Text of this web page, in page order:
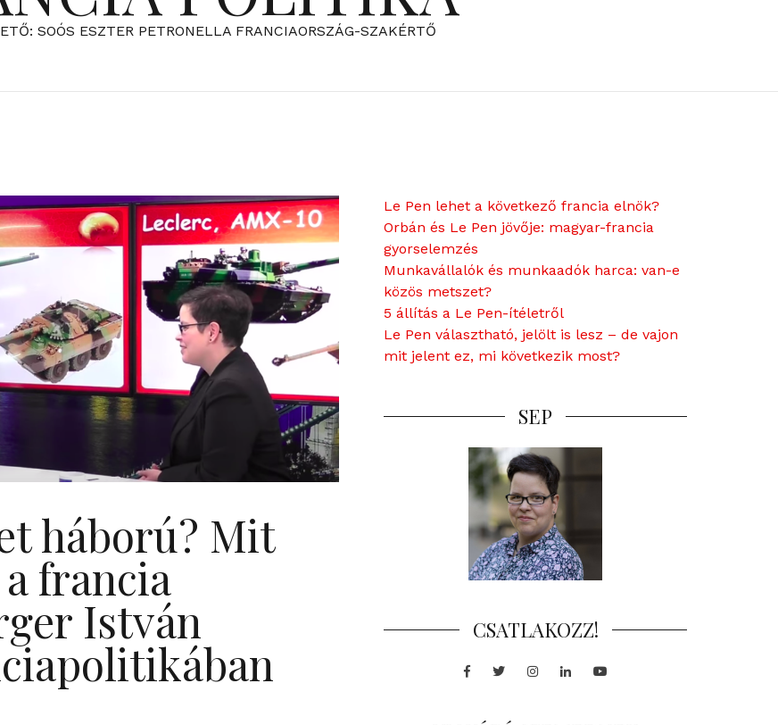
SOÓS ESZTER PETRONELLA FRANCIAORSZÁG-SZAKÉRTŐ
háború? Mit
francia
István
Le Pen lehet a következő francia elnök?
Orbán és Le Pen jövője: magyar-francia
gyorselemzés
Munkavállalók és munkaadók harca: van-e
közös metszet?
5 állítás a Le Pen-ítéletről
Le Pen választható, jelölt is lesz – de vajon
mit jelent ez, mi következik most?
SEP
CSATLAKOZZ!
Facebook
TwitterInstagram
LinkedInYoutube